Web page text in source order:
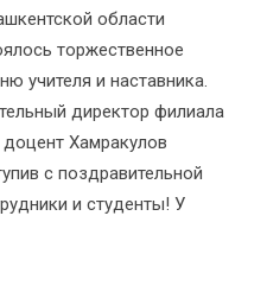
области
торжественное
учителя и наставника.
директор филиала
Хамракулов
с поздравительной
и студенты! У